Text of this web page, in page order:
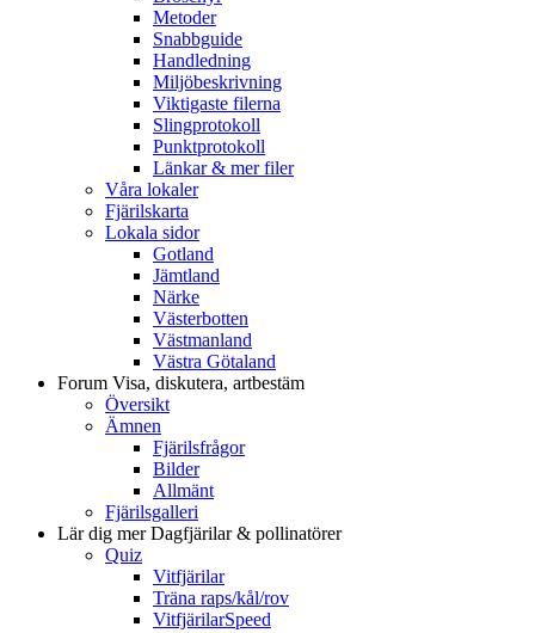
Metoder
Snabbguide
Handledning
Miljöbeskrivning
Viktigaste filerna
Slingprotokoll
Punktprotokoll
Länkar & mer filer
Våra lokaler
Fjärilskarta
Lokala sidor
Gotland
Jämtland
Närke
Västerbotten
Västmanland
Västra Götaland
Forum Visa, diskutera, artbestäm
Översikt
Ämnen
Fjärilsfrågor
Bilder
Allmänt
Fjärilsgalleri
Lär dig merDagfjärilar & pollinatörer
Quiz
Vitfjärilar
Träna raps/kål/rov
VitfjärilarSpeed